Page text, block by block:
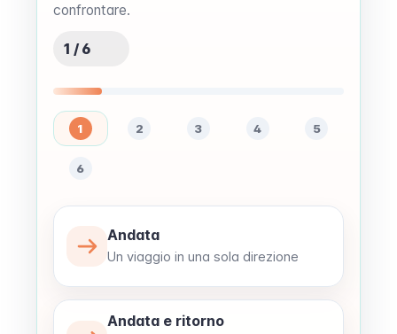
confrontare.
1 / 6
1 2 3 4 5
6
Andata
Un viaggio in una sola direzione
Andata e ritorno